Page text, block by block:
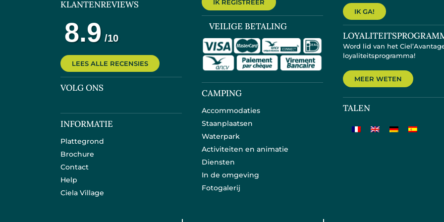
KLANTENREVIEWS
LEES ALLE RECENSIES
VOLG ONS
INFORMATIE
Plattegrond
Brochure
Contact
Help
Ciela Village
IK REGISTREER
VEILIGE BETALING
CAMPING
Accommodaties
Staanplaatsen
Waterpark
Activiteiten en animatie
Diensten
In de omgeving
Fotogalerij
IK GA!
Word lid van het
loyaliteitsprogramma!
MEER WETEN
TALEN